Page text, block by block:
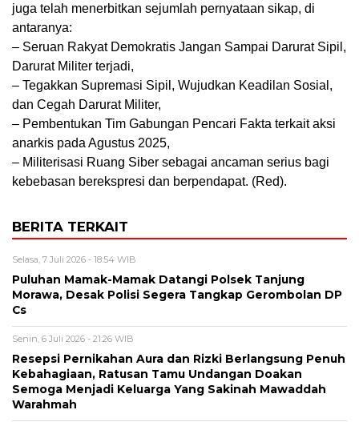
juga telah menerbitkan sejumlah pernyataan sikap, di
antaranya:
– Seruan Rakyat Demokratis Jangan Sampai Darurat Sipil,
Darurat Militer terjadi,
– Tegakkan Supremasi Sipil, Wujudkan Keadilan Sosial,
dan Cegah Darurat Militer,
– Pembentukan Tim Gabungan Pencari Fakta terkait aksi
anarkis pada Agustus 2025,
– Militerisasi Ruang Siber sebagai ancaman serius bagi
kebebasan berekspresi dan berpendapat. (Red).
BERITA TERKAIT
Selasa, 7 Juli 2026 - 18:54 WIB
Puluhan Mamak-Mamak Datangi Polsek Tanjung
Morawa, Desak Polisi Segera Tangkap Gerombolan DP
Cs
Senin, 6 Juli 2026 - 21:26 WIB
Resepsi Pernikahan Aura dan Rizki Berlangsung Penuh
Kebahagiaan, Ratusan Tamu Undangan Doakan
Semoga Menjadi Keluarga Yang Sakinah Mawaddah
Warahmah